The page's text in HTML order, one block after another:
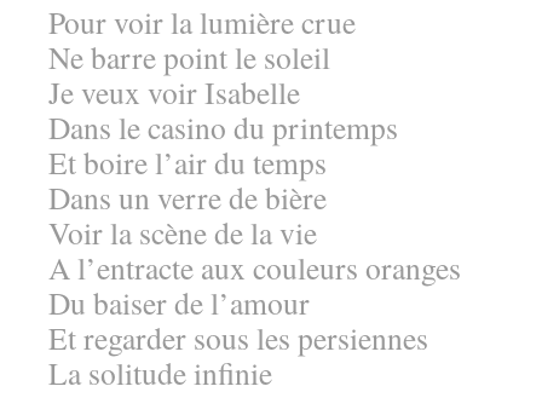
Pour voir la lumière crue
Ne barre point le soleil
Je veux voir Isabelle
Dans le casino du printemps
Et boire l’air du temps
Dans un verre de bière
Voir la scène de la vie
A l’entracte aux couleurs oranges
Du baiser de l’amour
Et regarder sous les persiennes
La solitude infinie